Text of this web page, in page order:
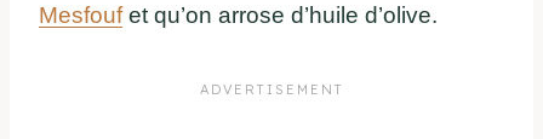
Mesfoufet qu’on arrose d’huile d’olive.